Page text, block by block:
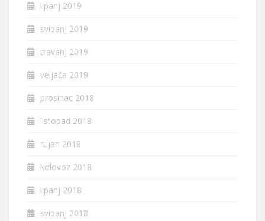
lipanj 2019
svibanj 2019
travanj 2019
veljača 2019
prosinac 2018
listopad 2018
rujan 2018
kolovoz 2018
lipanj 2018
svibanj 2018